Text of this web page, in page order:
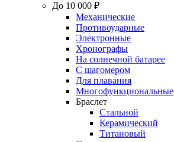
До 10 000 ₽
Механические
Противоударные
Электронные
Хронографы
На солнечной батарее
С шагомером
Для плавания
Многофункциональные
Браслет
Стальной
Керамический
Титановый